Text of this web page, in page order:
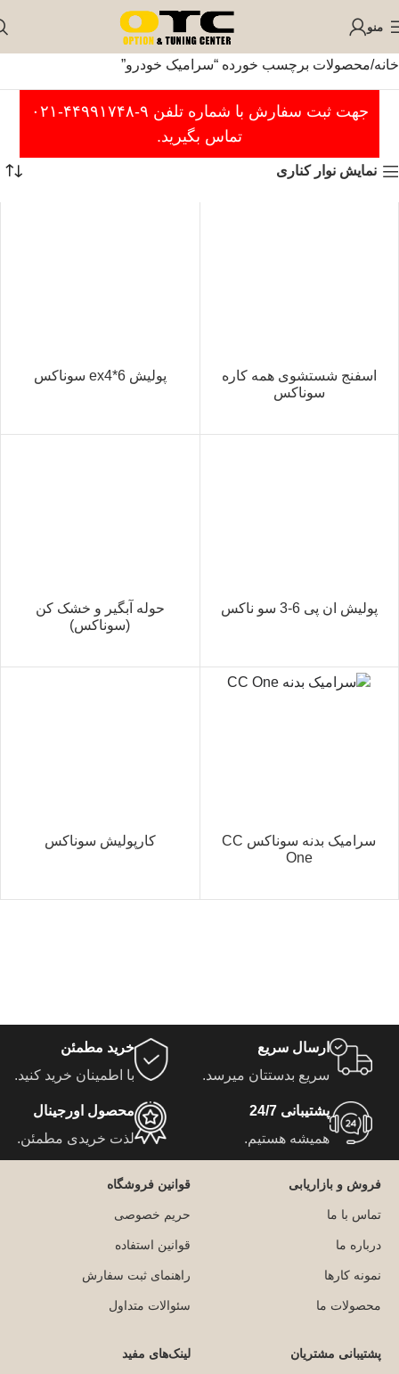
منو
خانه محصولات برچسب خورده “سرامیک خودرو”
جهت ثبت سفارش با شماره تلفن ۹-۴۴۹۹۱۷۴۸-۰۲۱
تماس بگیرید.
نمایش نوار کناری
اسفنج شستشوی همه کاره
سوناکس
پولیش ex4*6 سوناکس
پولیش ان پی 6-3 سو ناکس
حوله آبگیر و خشک کن
(سوناکس)
سرامیک بدنه سوناکس CC
One
کارپولیش سوناکس
ارسال سریع
سریع بدستتان میرسد.
خرید مطمئن
با اطمینان خرید کنید.
پشتیبانی 24/7
همیشه هستیم.
محصول اورجینال
لذت خریدی مطمئن.
فروش و بازاریابی
تماس با ما
درباره ما
نمونه کارها
محصولات ما
قوانین فروشگاه
حریم خصوصی
قوانین استفاده
راهنمای ثبت سفارش
سئوالات متداول
پشتیبانی مشتریان لینک‌های مفید